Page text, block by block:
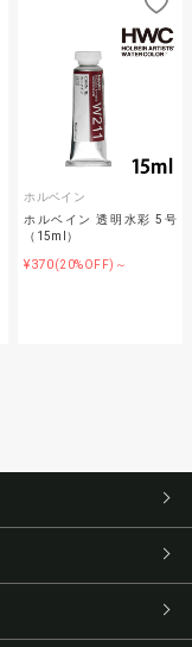
ホルベイン
ホルベイン 透明水彩 5号
（15ml）
¥370(20%OFF)～